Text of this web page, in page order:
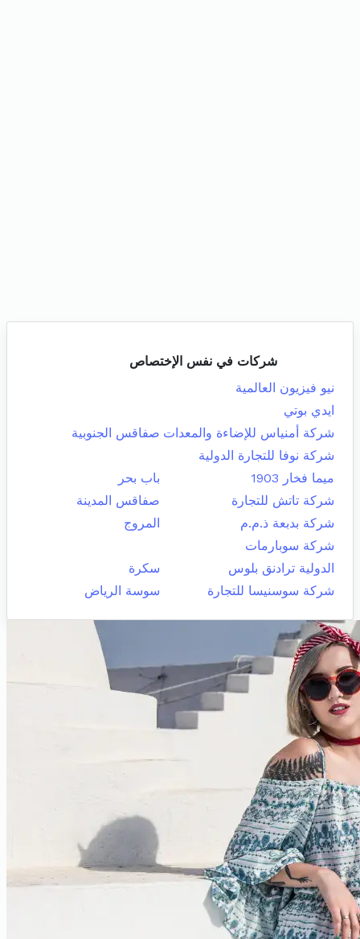
شركات في نفس الإختصاص
نيو فيزيون العالمية
ايدي بوتي
شركة أمنياس للإضاءة والمعدات صفاقس الجنوبية
شركة نوفا للتجارة الدولية
ميما فخار 1903
باب بحر
شركة تاتش للتجارة
صفاقس المدينة
شركة بدبعة ذ.م.م
المروج
شركة سوبارمات
الدولية ترادنق بلوس
سكرة
شركة سوسنيسا للتجارة
سوسة الرياض